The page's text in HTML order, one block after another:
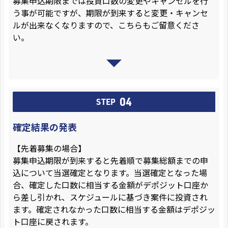
う事が可能ですが、期限が到来すると変更・キャンセ
ルが出来なくなりますので、こちらもご留意くださ
い。
STEP 04
確定結果の発表
【先着募集の場合】
募集申込期限が到来すると先着順で募集総額までの申
込について当選確定となります。当選確定となった場
合、確定した口数に相当する金額がデポジット口座か
ら差し引かれ、スケジュールに基づき案件に投資され
ます。確定されなかった口数に相当する金額はデポジッ
ト口座に戻されます。